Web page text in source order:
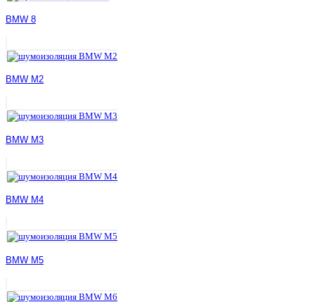
BMW 8
BMW M2
BMW M3
BMW M4
BMW M5